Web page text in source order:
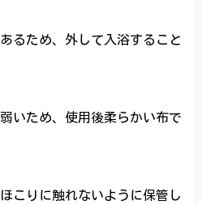
るため、外して入浴すること
いため、使用後柔らかい布で
こりに触れないように保管し